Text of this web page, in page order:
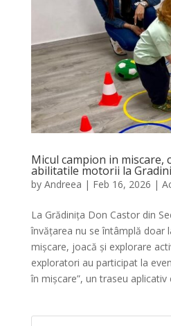
Micul campion in miscare,
abilitatile motorii la
by Andreea | Feb 16, 2026 |
La Grădinița Don Castor din
învățarea nu se întâmplă doar
mișcare, joacă și explorare
exploratori au participat la
în mișcare”, un traseu aplicativ